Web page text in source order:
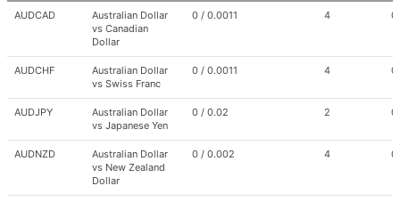
Symbol
Description
Spread
Digits
AUDCAD
Australian Dollar
vs Canadian
Dollar
0 / 0.0011 4
AUDCHF
Australian Dollar
vs Swiss Franc
0 / 0.0011 4
AUDJPY
Australian Dollar
vs Japanese Yen
0 / 0.02 2
AUDNZD
Australian Dollar
vs New Zealand
Dollar
0 / 0.002 4